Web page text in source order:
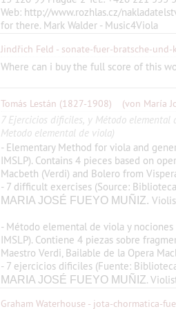
Web: http://www.rozhlas.cz/
for there. Mark Walder - Music4Viola
Jindřich Feld - sonate-fuer-bratsche-und-
Where can i buy the full score of this
Tomás Lestán (1827-1908) (von María
7 Ejercicios dificiles, y Método
Metodo elemental de viola)
- Elementary Method for viola and
IMSLP). Contains 4 pieces based on
Macbeth (Verdi) and Bolero from
- 7 difficult exercises (Source:
MARIA JOSÉ FUEYO MUÑIZ.
- Método elemental de viola y
IMSLP). Contiene 4 piezas sobre
Maestro Verdi, Bailable de la Opera
- 7 ejercicios dificiles (Fuente:
MARIA JOSÉ FUEYO MUÑIZ.
Graham Waterhouse - jota-chormatica-